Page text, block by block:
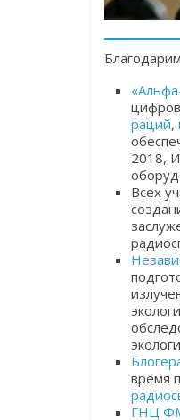
раций,
2018,
Всех
время
ГНЦ